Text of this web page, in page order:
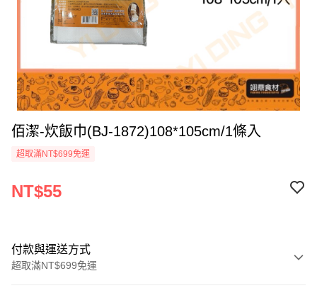
佰潔-炊飯巾(BJ-1872)108*105cm/1條入
超取滿NT$699免運
NT$55
付款與運送方式
超取滿NT$699免運